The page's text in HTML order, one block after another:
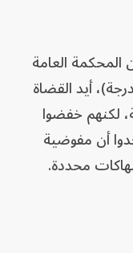
صدر في سبتمبر 2022 عن المحكمة العامة
أيد القضاة
لكنهم خفضوا
أن وجدوا أن مفوضية
محددة.